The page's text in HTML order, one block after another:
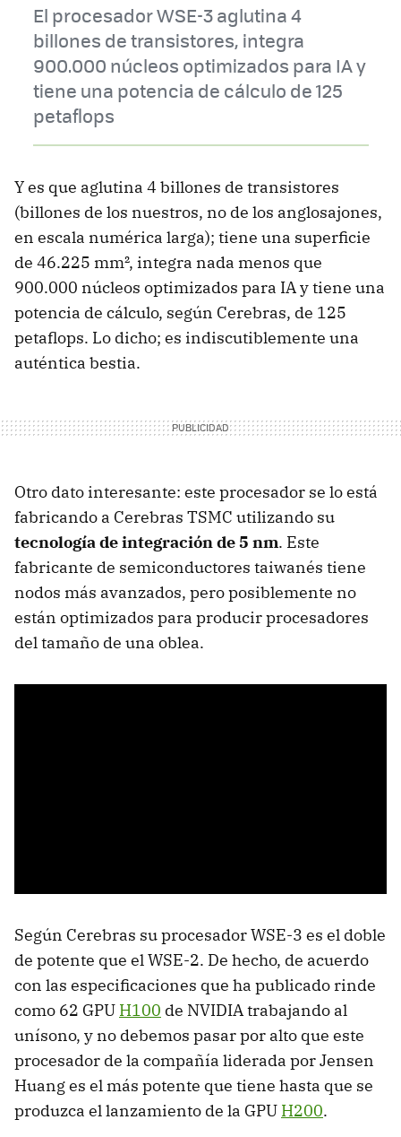
El procesador WSE-3 aglutina 4
billones de transistores, integra
900.000 núcleos optimizados para IA y
tiene una potencia de cálculo de 125
petaflops
Y es que aglutina 4 billones de transistores
(billones de los nuestros, no de los anglosajones,
en escala numérica larga); tiene una superficie
de 46.225 mm², integra nada menos que
900.000 núcleos optimizados para IA y tiene una
potencia de cálculo, según Cerebras, de 125
petaflops. Lo dicho; es indiscutiblemente una
auténtica bestia.
Otro dato interesante: este procesador se lo está
fabricando a Cerebras TSMC utilizando su
tecnología de integración de 5 nm. Este
fabricante de semiconductores taiwanés tiene
nodos más avanzados, pero posiblemente no
están optimizados para producir procesadores
del tamaño de una oblea.
Según Cerebras su procesador WSE-3 es el doble
de potente que el WSE-2. De hecho, de acuerdo
con las especificaciones que ha publicado rinde
como 62 GPU H100 de NVIDIA trabajando al
unísono, y no debemos pasar por alto que este
procesador de la compañía liderada por Jensen
Huang es el más potente que tiene hasta que se
produzca el lanzamiento de la GPU H200.